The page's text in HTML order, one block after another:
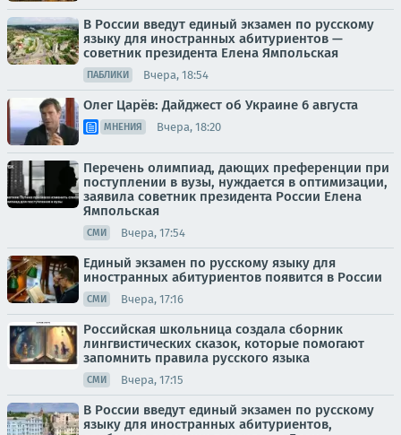
В России введут единый экзамен по русскому
языку для иностранных абитуриентов —
советник президента Елена Ямпольская
ПАБЛИКИ Вчера, 18:54
Олег Царёв: Дайджест об Украине 6 августа
МНЕНИЯ Вчера, 18:20
Перечень олимпиад, дающих преференции при
поступлении в вузы, нуждается в оптимизации,
заявила советник президента России Елена
Ямпольская
СМИ Вчера, 17:54
Единый экзамен по русскому языку для
иностранных абитуриентов появится в России
СМИ Вчера, 17:16
Российская школьница создала сборник
лингвистических сказок, которые помогают
запомнить правила русского языка
СМИ Вчера, 17:15
В России введут единый экзамен по русскому
языку для иностранных абитуриентов,